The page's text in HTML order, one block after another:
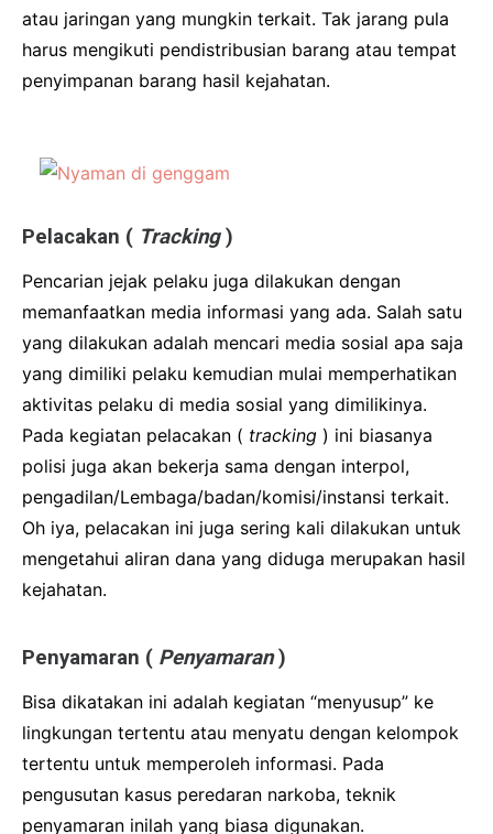
atau jaringan yang mungkin terkait. Tak jarang pula
harus mengikuti pendistribusian barang atau tempat
penyimpanan barang hasil kejahatan.
Pelacakan ( Tracking)
Pencarian jejak pelaku juga dilakukan dengan
memanfaatkan media informasi yang ada. Salah satu
yang dilakukan adalah mencari media sosial apa saja
yang dimiliki pelaku kemudian mulai memperhatikan
aktivitas pelaku di media sosial yang dimilikinya.
Pada kegiatan pelacakan ( tracking ) ini biasanya
polisi juga akan bekerja sama dengan interpol,
pengadilan/Lembaga/badan/komisi/instansi terkait.
Oh iya, pelacakan ini juga sering kali dilakukan untuk
mengetahui aliran dana yang diduga merupakan hasil
kejahatan.
Penyamaran ( Penyamaran)
Bisa dikatakan ini adalah kegiatan “menyusup” ke
lingkungan tertentu atau menyatu dengan kelompok
tertentu untuk memperoleh informasi. Pada
pengusutan kasus peredaran narkoba, teknik
penyamaran inilah yang biasa digunakan.